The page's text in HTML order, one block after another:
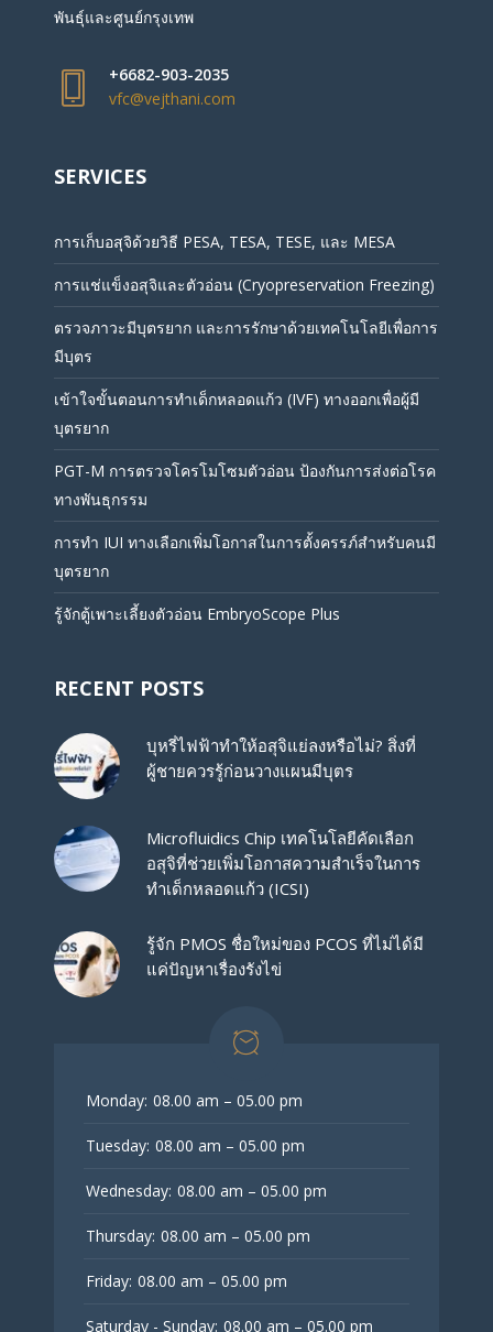
พันธุ์และศูนย์กรุงเทพ
+6682-903-2035
vfc@vejthani.com
SERVICES
การเก็บอสุจิด้วยวิธี PESA, TESA, TESE, และ MESA
การแช่แข็งอสุจิและตัวอ่อน (Cryopreservation Freezing)
ตรวจภาวะมีบุตรยาก และการรักษาด้วยเทคโนโลยีเพื่อการ
มีบุตร
เข้าใจขั้นตอนการทำเด็กหลอดแก้ว (IVF) ทางออกเพื่อผู้มี
บุตรยาก
PGT-M การตรวจโครโมโซมตัวอ่อน ป้องกันการส่งต่อโรค
ทางพันธุกรรม
การทำ IUI ทางเลือกเพิ่มโอกาสในการตั้งครรภ์สำหรับคนมี
บุตรยาก
รู้จักตู้เพาะเลี้ยงตัวอ่อน EmbryoScope Plus
RECENT POSTS
บุหรี่ไฟฟ้าทำให้อสุจิแย่ลงหรือไม่? สิ่งที่
ผู้ชายควรรู้ก่อนวางแผนมีบุตร
Microfluidics Chip เทคโนโลยีคัดเลือก
อสุจิที่ช่วยเพิ่มโอกาสความสำเร็จในการ
ทำเด็กหลอดแก้ว (ICSI)
รู้จัก PMOS ชื่อใหม่ของ PCOS ที่ไม่ได้มี
แค่ปัญหาเรื่องรังไข่
Monday: 08.00 am – 05.00 pm
Tuesday: 08.00 am – 05.00 pm
Wednesday: 08.00 am – 05.00 pm
Thursday: 08.00 am – 05.00 pm
Friday: 08.00 am – 05.00 pm
Saturday - Sunday: 08.00 am – 05.00 pm